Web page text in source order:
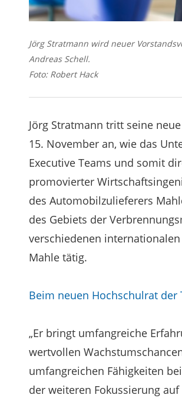
Jörg Stratmann wird neuer
Andreas Schell.
Foto: Robert Hack
Jörg Stratmann tritt seine
15. November an, wie das
Executive Teams und somit
promovierter
des Automobilzulieferers
des Gebiets der
verschiedenen
Mahle tätig.
Beim neuen Hochschulrat
„Er bringt umfangreiche
wertvollen
umfangreichen Fähigkeiten
der weiteren Fokussierung